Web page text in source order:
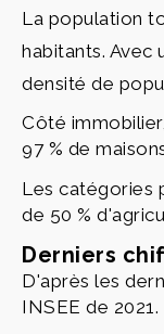
La population
habitants. Avec
densité de
Côté
97 % de
Les catégories
de 50 %
Derniers
D'après les
INSEE de 2021.